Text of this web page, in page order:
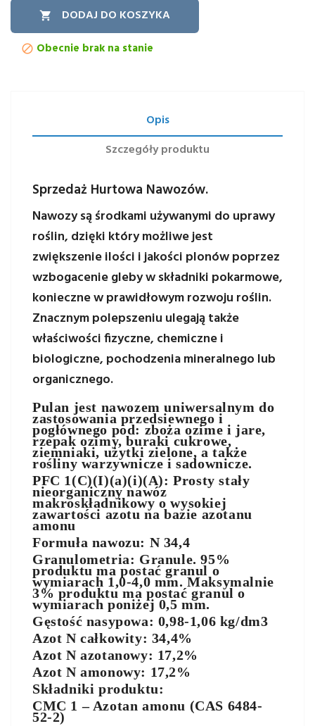
 DODAJ DO KOSZYKA
 Obecnie brak na stanie
Opis
Szczegóły produktu
Sprzedaż Hurtowa Nawozów.
Nawozy są środkami używanymi do uprawy
roślin, dzięki który możliwe jest
zwiększenie ilości i jakości plonów poprzez
wzbogacenie gleby w składniki pokarmowe,
konieczne w prawidłowym rozwoju roślin.
Znacznym polepszeniu ulegają także
właściwości fizyczne, chemiczne i
biologiczne, pochodzenia mineralnego lub
organicznego.
Pulan jest nawozem uniwersalnym do
zastosowania przedsiewnego i
pogłównego pod: zboża ozime i jare,
rzepak ozimy, buraki cukrowe,
ziemniaki, użytki zielone, a także
rośliny warzywnicze i sadownicze.
PFC 1(C)(I)(a)(i)(A): Prosty stały
nieorganiczny nawóz
makroskładnikowy o wysokiej
zawartości azotu na bazie azotanu
amonu
Formuła nawozu: N 34,4
Granulometria: Granule. 95%
produktu ma postać granul o
wymiarach 1,0-4,0 mm. Maksymalnie
3% produktu ma postać granul o
wymiarach poniżej 0,5 mm.
Gęstość nasypowa: 0,98-1,06 kg/dm3
Azot N całkowity: 34,4%
Azot N azotanowy: 17,2%
Azot N amonowy: 17,2%
Składniki produktu:
CMC 1 – Azotan amonu (CAS 6484-
52-2)